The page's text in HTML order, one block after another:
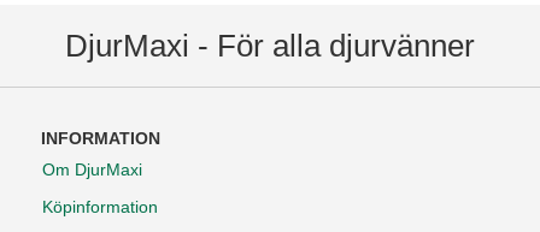
DjurMaxi - För alla djurvänner
INFORMATION
Om DjurMaxi
Köpinformation